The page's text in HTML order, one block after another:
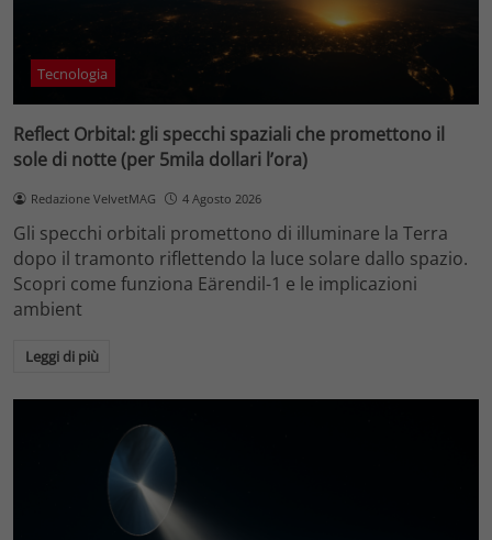
Tecnologia
Reflect Orbital: gli specchi spaziali che promettono il
sole di notte (per 5mila dollari l’ora)
Redazione VelvetMAG 4 Agosto 2026
Gli specchi orbitali promettono di illuminare la Terra
dopo il tramonto riflettendo la luce solare dallo spazio.
Scopri come funziona Eärendil-1 e le implicazioni
ambient
Leggi di più